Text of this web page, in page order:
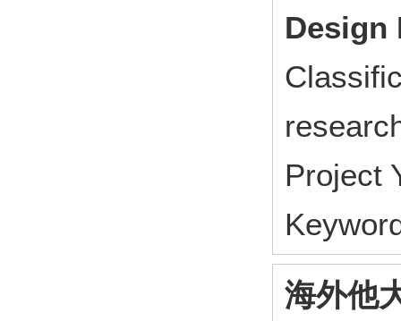
Design
Project
海外他